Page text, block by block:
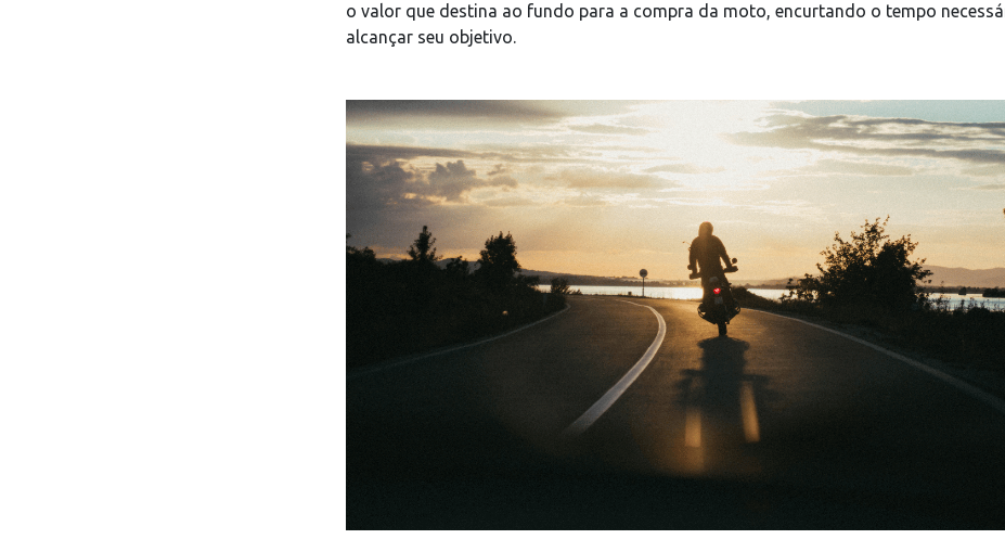
o valor que destina ao fundo para a compra da moto, encurtando o tempo
alcançar seu objetivo.